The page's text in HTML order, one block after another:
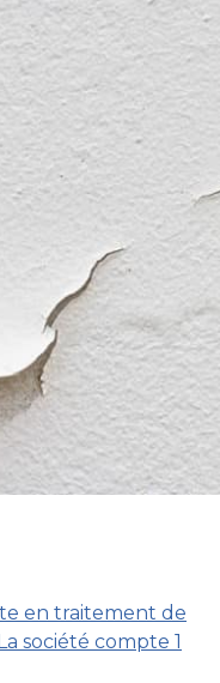
en traitement de
société compte 1